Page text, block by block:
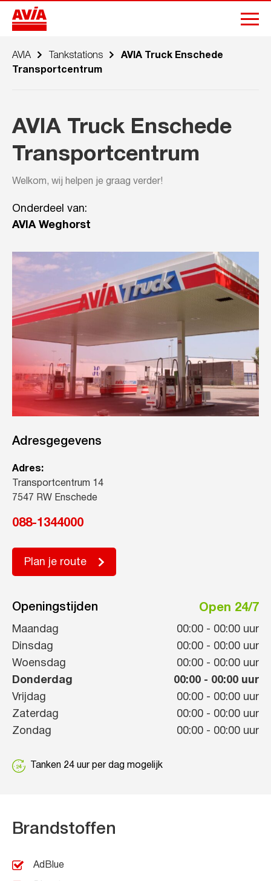
AVIA Tankstations
AVIA Truck Enschede
Transportcentrum
AVIA Truck Enschede
Transportcentrum
Welkom, wij helpen je graag verder!
Onderdeel van:
AVIA Weghorst
Adresgegevens
Adres:
Transportcentrum 14
7547 RW Enschede
088-1344000
Plan je route
Openingstijden Open 24/7
Maandag 00:00 - 00:00 uur
Dinsdag
00:00 - 00:00 uur
Woensdag
00:00 - 00:00 uur
Donderdag
00:00 - 00:00 uur
Vrijdag
00:00 - 00:00 uur
Zaterdag
00:00 - 00:00 uur
Zondag
00:00 - 00:00 uur
Tanken 24 uur per dag mogelijk
Brandstoffen
AdBlue